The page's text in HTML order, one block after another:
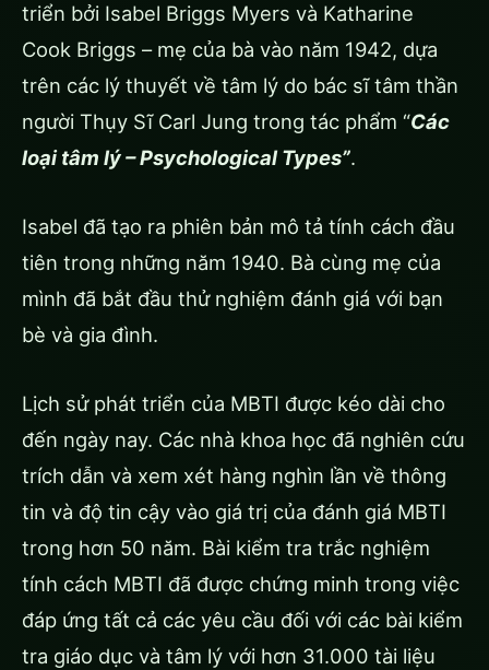
triển bởi Isabel Briggs Myers và Katharine
Cook Briggs – mẹ của bà vào năm 1942, dựa
trên các lý thuyết về tâm lý do bác sĩ tâm thần
người Thụy Sĩ Carl Jung trong ​​tác phẩm “Các
loại tâm lý – Psychological Types”.
Isabel đã tạo ra phiên bản mô tả tính cách đầu
tiên trong những năm 1940. Bà cùng mẹ của
mình đã bắt đầu thử nghiệm đánh giá với bạn
bè và gia đình.
Lịch sử phát triển của MBTI được kéo dài cho
đến ngày nay. Các nhà khoa học đã nghiên cứu
trích dẫn và xem xét hàng nghìn lần về thông
tin và độ tin cậy vào giá trị của đánh giá MBTI
trong hơn 50 năm. Bài kiểm tra trắc nghiệm
tính cách MBTI đã được chứng minh trong việc
đáp ứng tất cả các yêu cầu đối với các bài kiểm
tra giáo dục và tâm lý với hơn 31.000 tài liệu